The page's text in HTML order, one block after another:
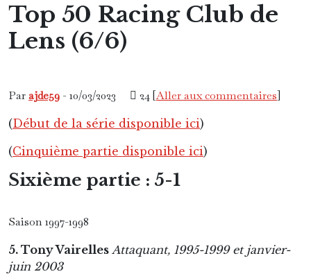
Top 50 Racing Club de
Lens (6/6)
Europe Histoire Les Tops
Parajde59 - 10/03/2023 24 [Aller aux commentaires]
(Début de la série disponible ici)
(Cinquième partie disponible ici)
Sixième partie : 5-1
Saison 1997-1998
5. Tony Vairelles Attaquant, 1995-1999 et janvier-
juin 2003